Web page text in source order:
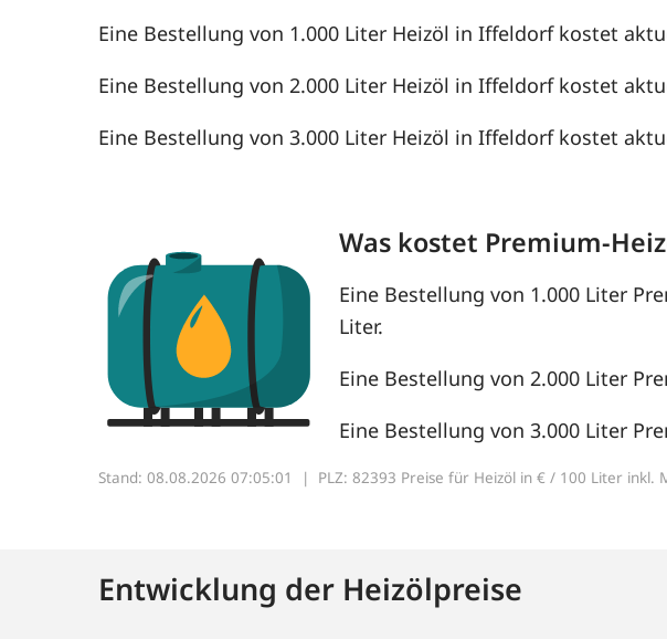
Eine Bestellung von 1.000 Liter Heizöl in Iffeldorf kostet
Eine Bestellung von 2.000 Liter Heizöl in Iffeldorf kostet
Eine Bestellung von 3.000 Liter Heizöl in Iffeldorf kostet
Was kostet Premium-
Eine Bestellung von 1.000 Liter
Liter.
Eine Bestellung von 2.000 Liter
Eine Bestellung von 3.000 Liter
Stand: 08.08.2026 07:05:01 | PLZ: 82393 Preise für Heizöl in € / 100 Liter inkl.
Entwicklung der Heizölpreise